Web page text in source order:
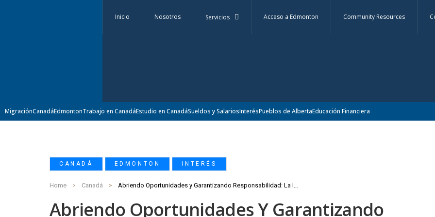
Inicio Nosotros Servicios Acceso a Edmonton Community Resources
MigraciónCanadáEdmontonTrabajo en CanadáEstudio en CanadáSueldos y SalariosInterésPueblos de AlbertaEducación Financiera
CANADÁ EDMONTON INTERÉS
Home Canadá Abriendo Oportunidades y Garantizando Responsabilidad: La Importancia de una Licencia de Negocios en Edmonton
Abriendo Oportunidades Y Garantizando